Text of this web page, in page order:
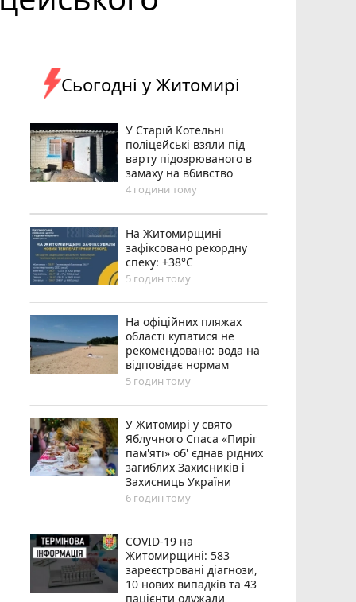
Сьогодні у Житомирі
У Старій Котельні
поліцейські взяли під
варту підозрюваного в
замаху на вбивство
4 години тому
Н️а Житомирщині
зафіксовано рекордну
спеку: +38°C
5 годин тому
На офіційних пляжах
області купатися не
рекомендовано: вода на
відповідає нормам
5 годин тому
У Житомирі у свято
Яблучного Спаса «Пиріг
пам'яті» об' єднав рідних
загиблих Захисників і
Захисниць України
6 годин тому
COVID-19 на
Житомирщині: 583
зареєстровані діагнози,
10 нових випадків та 43
пацієнти одужали